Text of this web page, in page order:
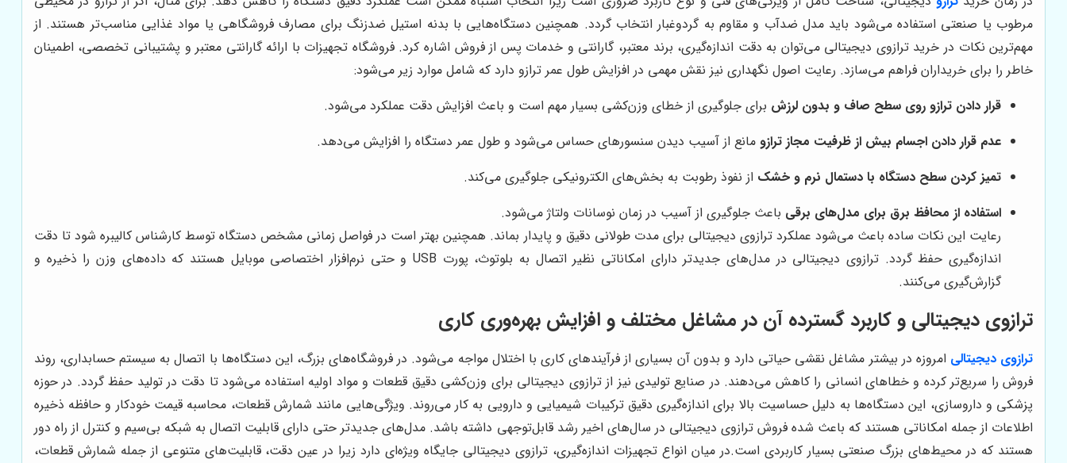
مرطوب یا صنعتی استفاده می‌شود باید مدل ضدآب و مقاوم به گردوغبار انتخاب گردد. همچنین دستگاه‌هایی با بدنه استیل ضدزنگ برای مصارف فروشگاهی یا مواد غذایی مناسب‌تر هستند. از
مهم‌ترین نکات در خرید ترازوی دیجیتالی می‌توان به دقت اندازه‌گیری، برند معتبر، گارانتی و خدمات پس از فروش اشاره کرد. فروشگاه تجهیزات با ارائه گارانتی معتبر و پشتیبانی تخصصی، اطمینان
خاطر را برای خریداران فراهم می‌سازد. رعایت اصول نگهداری نیز نقش مهمی در افزایش طول عمر ترازو دارد که شامل موارد زیر می‌شود:
قرار دادن ترازو روی سطح صاف و بدون لرزش برای جلوگیری از خطای وزن‌کشی بسیار مهم است و باعث افزایش دقت عملکرد می‌شود.
عدم قرار دادن اجسام بیش از ظرفیت مجاز ترازو مانع از آسیب دیدن سنسورهای حساس می‌شود و طول عمر دستگاه را افزایش می‌دهد.
تمیز کردن سطح دستگاه با دستمال نرم و خشک از نفوذ رطوبت به بخش‌های الکترونیکی جلوگیری می‌کند.
استفاده از محافظ برق برای مدل‌های برقی باعث جلوگیری از آسیب در زمان نوسانات ولتاژ می‌شود.
رعایت این نکات ساده باعث می‌شود عملکرد ترازوی دیجیتالی برای مدت طولانی دقیق و پایدار بماند. همچنین بهتر است در فواصل زمانی مشخص دستگاه توسط کارشناس کالیبره شود تا دقت
اندازه‌گیری حفظ گردد. ترازوی دیجیتالی در مدل‌های جدیدتر دارای امکاناتی نظیر اتصال به بلوتوث، پورت USB و حتی نرم‌افزار اختصاصی موبایل هستند که داده‌های وزن را ذخیره و
گزارش‌گیری می‌کنند.
ترازوی دیجیتالی و کاربرد گسترده آن در مشاغل مختلف و افزایش بهره‌وری کاری
ترازوی دیجیتالی امروزه در بیشتر مشاغل نقشی حیاتی دارد و بدون آن بسیاری از فرآیندهای کاری با اختلال مواجه می‌شود. در فروشگاه‌های بزرگ، این دستگاه‌ها با اتصال به سیستم حسابداری، روند
فروش را سریع‌تر کرده و خطاهای انسانی را کاهش می‌دهند. در صنایع تولیدی نیز از ترازوی دیجیتالی برای وزن‌کشی دقیق قطعات و مواد اولیه استفاده می‌شود تا دقت در تولید حفظ گردد. در حوزه
پزشکی و داروسازی، این دستگاه‌ها به دلیل حساسیت بالا برای اندازه‌گیری دقیق ترکیبات شیمیایی و دارویی به کار می‌روند. ویژگی‌هایی مانند شمارش قطعات، محاسبه قیمت خودکار و حافظه ذخیره
اطلاعات از جمله امکاناتی هستند که باعث شده فروش ترازوی دیجیتالی در سال‌های اخیر رشد قابل‌توجهی داشته باشد. مدل‌های جدیدتر حتی دارای قابلیت اتصال به شبکه بی‌سیم و کنترل از راه دور
هستند که در محیط‌های بزرگ صنعتی بسیار کاربردی است.در میان انواع تجهیزات اندازه‌گیری، ترازوی دیجیتالی جایگاه ویژه‌ای دارد زیرا در عین دقت، قابلیت‌های متنوعی از جمله شمارش قطعات،